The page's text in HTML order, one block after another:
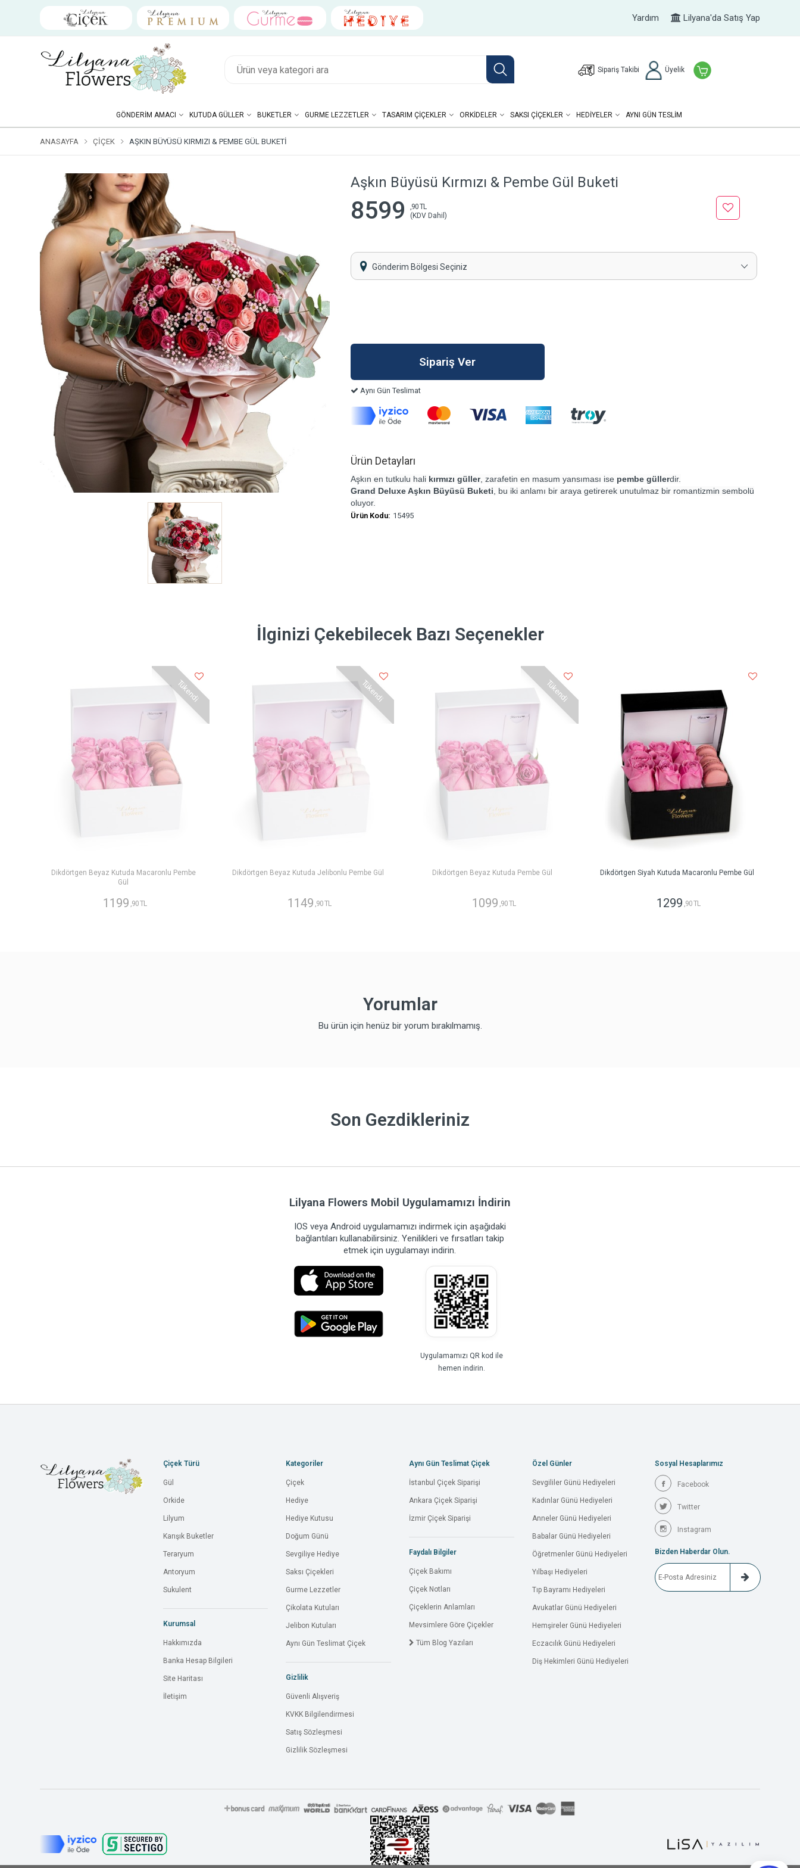
Yardım Lilyana'da Satış Yap
Sipariş Takibi Üyelik
GÖNDERIM AMACI KUTUDA GÜLLER BUKETLER GURME LEZZETLER TASARIM ÇIÇEKLER ORKIDELER SAKSI ÇIÇEKLER HEDIYELER AYNI GÜN TESLİM
ANASAYFA ÇIÇEK AŞKIN BÜYÜSÜ KIRMIZI & PEMBE GÜL BUKETI
Aşkın Büyüsü Kırmızı & Pembe Gül Buketi
8599
,90 TL
(KDV Dahil)
Gönderim Bölgesi Seçiniz
Aynı Gün Teslimat
Ürün Detayları
Aşkın en tutkulu hali kırmızı güller, zarafetin en masum yansıması ise pembe güllerdir.
Grand Deluxe Aşkın Büyüsü Buketi , bu iki anlamı bir araya getirerek unutulmaz bir romantizmin sembolü
oluyor.
Ürün Kodu: 15495
İlginizi Çekebilecek Bazı Seçenekler
Tükendi
Dikdörtgen Beyaz Kutuda Macaronlu Pembe
Gül
1199 ,90 TL
Tükendi
Dikdörtgen Beyaz Kutuda Jelibonlu Pembe Gül
1149 ,90 TL
Tükendi
Dikdörtgen Beyaz Kutuda Pembe Gül
1099 ,90 TL
Dikdörtgen Siyah Kutuda Macaronlu Pembe Gül
1299 ,90 TL
Yorumlar
Bu ürün için henüz bir yorum bırakılmamış.
Son Gezdikleriniz
Lilyana Flowers Mobil Uygulamamızı İndirin
IOS veya Android uygulamamızı indirmek için aşağıdaki
bağlantıları kullanabilirsiniz. Yenilikleri ve fırsatları takip
etmek için uygulamayı indirin.
Uygulamamızı QR kod ile
hemen indirin.
Çiçek Türü
Gül
Orkide
Lilyum
Karışık Buketler
Teraryum
Antoryum
Sukulent
Kurumsal
Hakkımızda
Banka Hesap Bilgileri
Site Haritası
İletişim
Kategoriler
Çiçek
Hediye
Hediye Kutusu
Doğum Günü
Sevgiliye Hediye
Saksı Çiçekleri
Gurme Lezzetler
Çikolata Kutuları
Jelibon Kutuları
Aynı Gün Teslimat Çiçek
Gizlilik
Güvenli Alışveriş
KVKK Bilgilendirmesi
Satış Sözleşmesi
Gizlilik Sözleşmesi
Aynı Gün Teslimat Çiçek
İstanbul Çiçek Siparişi
Ankara Çiçek Siparişi
İzmir Çiçek Siparişi
Faydalı Bilgiler
Çiçek Bakımı
Çiçek Notları
Çiçeklerin Anlamları
Mevsimlere Göre Çiçekler
Tüm Blog Yazıları
Özel Günler
Sevgililer Günü Hediyeleri
Kadınlar Günü Hediyeleri
Anneler Günü Hediyeleri
Babalar Günü Hediyeleri
Öğretmenler Günü Hediyeleri
Yılbaşı Hediyeleri
Tıp Bayramı Hediyeleri
Avukatlar Günü Hediyeleri
Hemşireler Günü Hediyeleri
Eczacılık Günü Hediyeleri
Diş Hekimleri Günü Hediyeleri
Sosyal Hesaplarımız
Facebook
Twitter
Instagram
Bizden Haberdar Olun.